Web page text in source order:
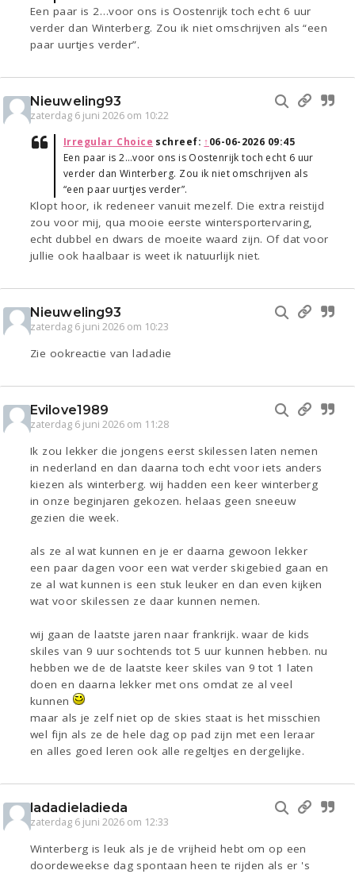
Een paar is 2…voor ons is Oostenrijk toch echt 6 uur
verder dan Winterberg. Zou ik niet omschrijven als “een
paar uurtjes verder”.
Nieuweling93
zaterdag 6 juni 2026 om 10:22
Irregular_Choice schreef: ↑06-06-2026 09:45
Een paar is 2…voor ons is Oostenrijk toch echt 6 uur
verder dan Winterberg. Zou ik niet omschrijven als
“een paar uurtjes verder”.
Klopt hoor, ik redeneer vanuit mezelf. Die extra reistijd
zou voor mij, qua mooie eerste wintersportervaring,
echt dubbel en dwars de moeite waard zijn. Of dat voor
jullie ook haalbaar is weet ik natuurlijk niet.
Nieuweling93
zaterdag 6 juni 2026 om 10:23
Zie ookreactie van ladadie
Evilove1989
zaterdag 6 juni 2026 om 11:28
Ik zou lekker die jongens eerst skilessen laten nemen
in nederland en dan daarna toch echt voor iets anders
kiezen als winterberg. wij hadden een keer winterberg
in onze beginjaren gekozen. helaas geen sneeuw
gezien die week.
als ze al wat kunnen en je er daarna gewoon lekker
een paar dagen voor een wat verder skigebied gaan en
ze al wat kunnen is een stuk leuker en dan even kijken
wat voor skilessen ze daar kunnen nemen.
wij gaan de laatste jaren naar frankrijk. waar de kids
skiles van 9 uur sochtends tot 5 uur kunnen hebben. nu
hebben we de de laatste keer skiles van 9 tot 1 laten
doen en daarna lekker met ons omdat ze al veel
kunnen
maar als je zelf niet op de skies staat is het misschien
wel fijn als ze de hele dag op pad zijn met een leraar
en alles goed leren ook alle regeltjes en dergelijke.
ladadieladieda
zaterdag 6 juni 2026 om 12:33
Winterberg is leuk als je de vrijheid hebt om op een
doordeweekse dag spontaan heen te rijden als er 's